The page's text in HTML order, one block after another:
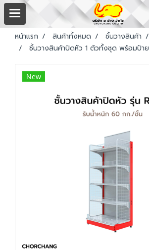
หน้าแรก สินค้าทั้งหมด ชั้นวางสินค้า
ชั้นวางสินค้าปิดหัว 1 ตัวทั้งชุด พร้อมป้าย
New